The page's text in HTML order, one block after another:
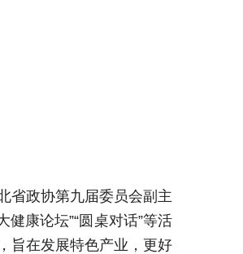
省政协第九届委员会副主
健康论坛”“圆桌对话”等活
旨在发展特色产业，更好